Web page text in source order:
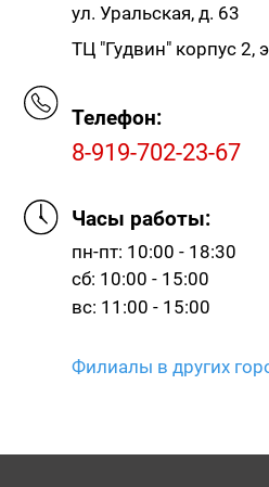
№204056 №204392
ул. Уральская, д. 63
ТЦ "Гудвин" корпус 2,
Телефон:
8-919-702-23-67
Часы работы:
пн-пт: 10:00 - 18:30
сб: 10:00 - 15:00
вс: 11:00 - 15:00
Филиалы в других